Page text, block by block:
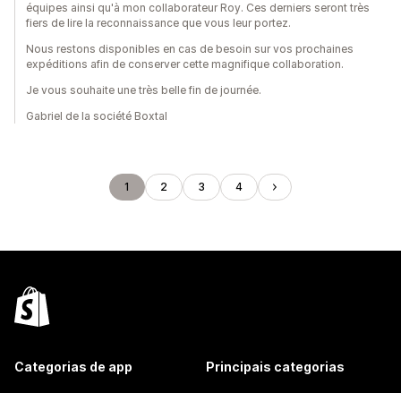
équipes ainsi qu'à mon collaborateur Roy. Ces derniers seront très
fiers de lire la reconnaissance que vous leur portez.
Nous restons disponibles en cas de besoin sur vos prochaines
expéditions afin de conserver cette magnifique collaboration.
Je vous souhaite une très belle fin de journée.
Gabriel de la société Boxtal
1 2 3 4
Categorias de app Principais categorias